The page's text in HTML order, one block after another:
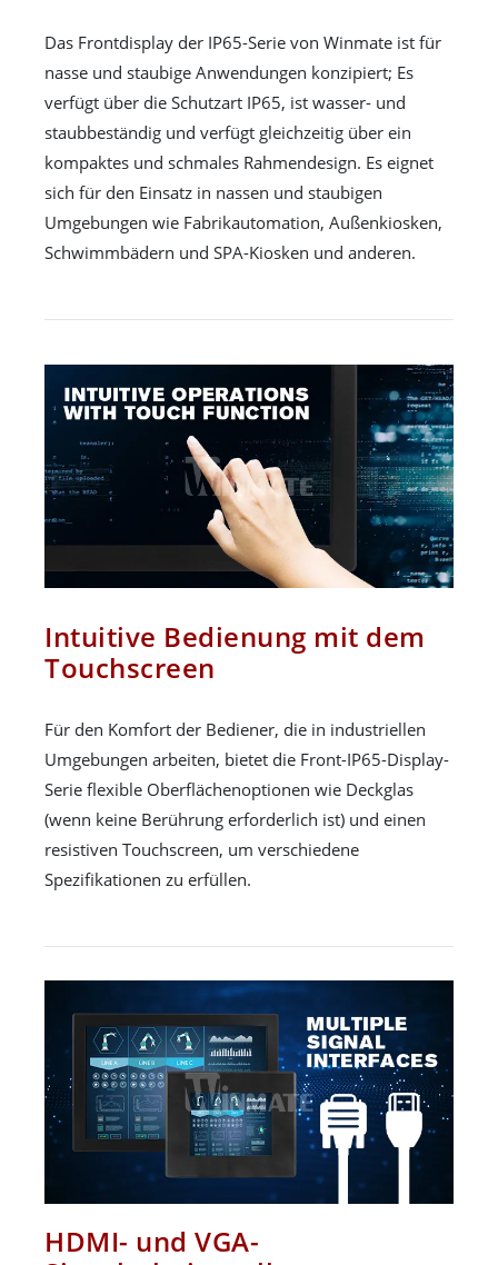
Das Frontdisplay der IP65-Serie von Winmate ist für
nasse und staubige Anwendungen konzipiert; Es
verfügt über die Schutzart IP65, ist wasser- und
staubbeständig und verfügt gleichzeitig über ein
kompaktes und schmales Rahmendesign. Es eignet
sich für den Einsatz in nassen und staubigen
Umgebungen wie Fabrikautomation, Außenkiosken,
Schwimmbädern und SPA-Kiosken und anderen.
Intuitive Bedienung mit dem
Touchscreen
Für den Komfort der Bediener, die in industriellen
Umgebungen arbeiten, bietet die Front-IP65-Display-
Serie flexible Oberflächenoptionen wie Deckglas
(wenn keine Berührung erforderlich ist) und einen
resistiven Touchscreen, um verschiedene
Spezifikationen zu erfüllen.
HDMI- und VGA-